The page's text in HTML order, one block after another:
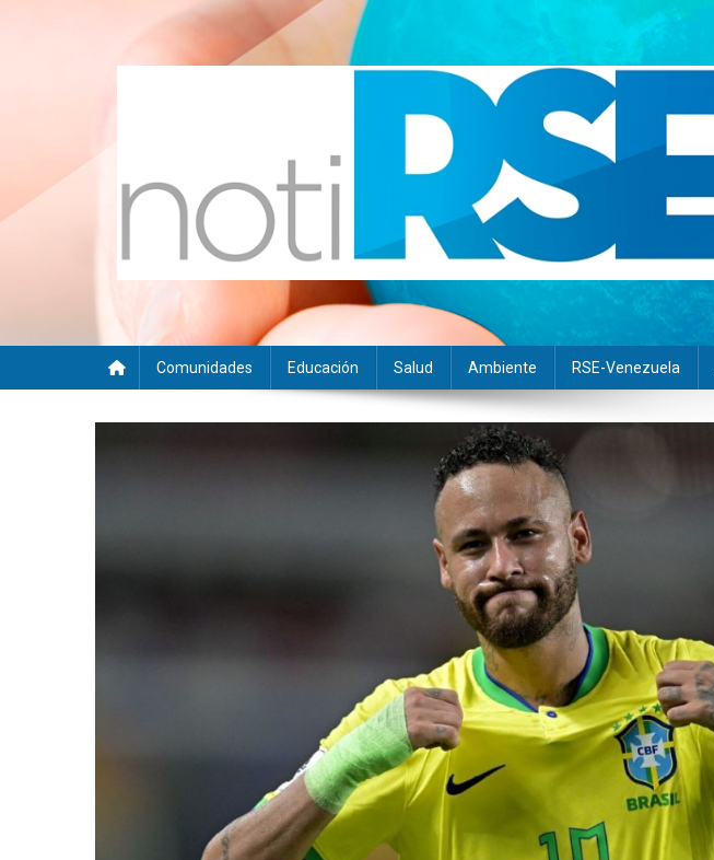
Noti RSE
Noticias con sentido responsable
Comunidades Educación Salud Ambiente RSE-Venezuela